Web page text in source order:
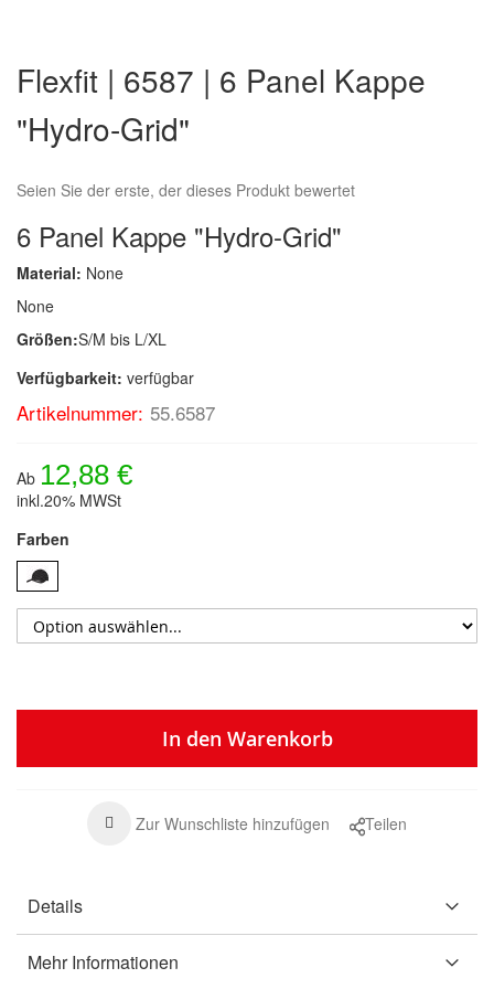
der
Bildergalerie
springen
Flexfit | 6587 | 6 Panel Kappe
"Hydro-Grid"
Seien Sie der erste, der dieses Produkt bewertet
6 Panel Kappe "Hydro-Grid"
Material: None
None
Größen:S/M bis L/XL
Verfügbarkeit: verfügbar
Artikelnummer: 55.6587
Ab 12,88 €
inkl.20% MWSt
Farben
In den Warenkorb
Zur Wunschliste hinzufügen Teilen
Details
Mehr Informationen